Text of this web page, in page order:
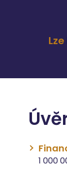
1 000